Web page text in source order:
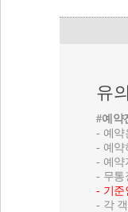
유
#예약
- 예약
- 예약
- 예약
- 무통
- 기준
- 각